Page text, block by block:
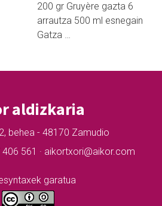
200 gr Gruyère gazta 6
arrautza 500 ml esnegain
Gatza …
aldizkaria
behea - 48170 Zamudio
406 561 · aikortxori@aikor.com
garatua